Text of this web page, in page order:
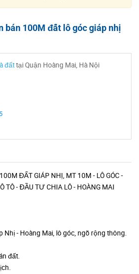
bán 100M đất lô góc giáp nhị
đấttại Quận Hoàng Mai, Hà Nội
ĐẤT GIÁP NHỊ, MT 10M - LÔ GÓC -
TÔ - ĐẦU TƯ CHIA LÔ - HOÀNG MAI
Nhị - Hoàng Mai, lô góc, ngõ rộng thông.
đất.